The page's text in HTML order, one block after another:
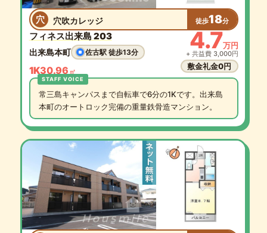
穴 穴吹カレッジ 徒歩18分
フィネス出来島 203
出来島本町 佐古駅 徒歩13分
1K30.96 ㎡
4.7万円
+ 共益費 3,000円
敷金礼金0円
常三島キャンパスまで自転車で6分の1Kです。出来島
本町のオートロック完備の重量鉄骨造マンション。